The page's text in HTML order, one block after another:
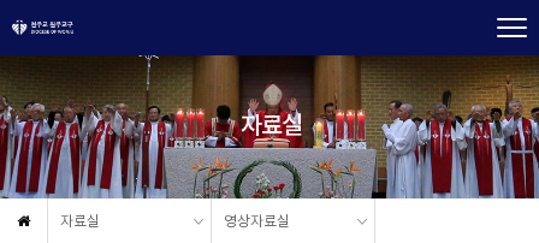
자료실
자료실 영상자료실